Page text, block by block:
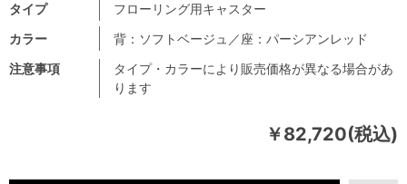
￥82,720(税込)
注意事項
タイプ・カラーにより販売価格が異なる場合があ
ります
タイプ
フローリング用キャスター
カラー
背：ソフトベージュ／座：パーシアンレッド